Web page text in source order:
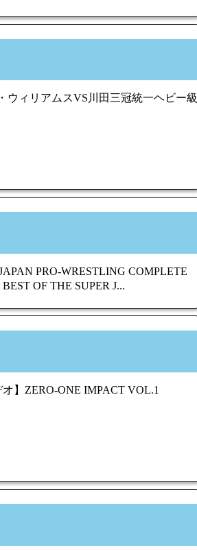
ウィリアムスVS川田三冠統一ヘビー級
PRO-WRESTLING COMPLETE
OF THE SUPER J...
】ZERO-ONE IMPACT VOL.1